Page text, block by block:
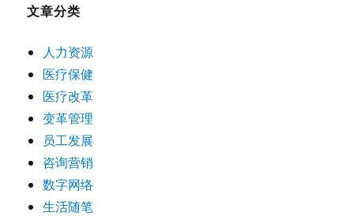
文章分类
人力资源
医疗保健
医疗改革
变革管理
员工发展
咨询营销
数字网络
生活随笔